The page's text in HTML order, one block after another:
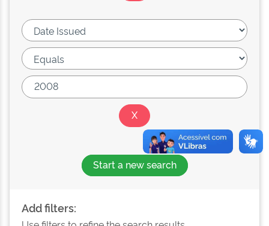
Start a new search
Add filters: